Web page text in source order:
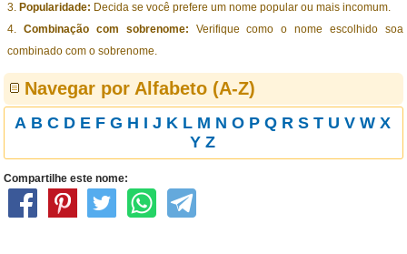
Popularidade: Decida se você prefere um nome popular ou mais incomum.
Combinação com sobrenome: Verifique como o nome escolhido soa
combinado com o sobrenome.
Navegar por Alfabeto (A-Z)
A B C D E F G H I J K L M N O P Q R S T U V W X
Y Z
Compartilhe este nome: